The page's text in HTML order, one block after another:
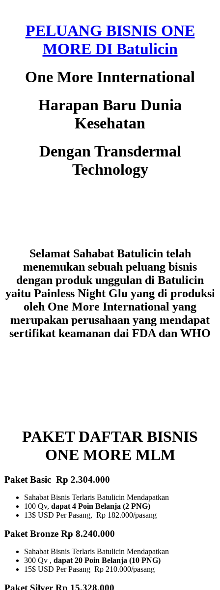
PELUANG BISNIS ONE
MORE DI Batulicin
One More Innternational
Harapan Baru Dunia
Kesehatan
Dengan Transdermal
Technology
Selamat Sahabat Batulicin telah
menemukan sebuah peluang bisnis
dengan produk unggulan di Batulicin
yaitu Painless Night Glu yang di produksi
oleh One More International yang
merupakan perusahaan yang mendapat
sertifikat keamanan dai FDA dan WHO
PAKET DAFTAR BISNIS
ONE MORE MLM
Paket Basic Rp 2.304.000
Sahabat Bisnis Terlaris Batulicin Mendapatkan
100 Qv, dapat 4 Poin Belanja (2 PNG)
13$ USD Per Pasang, Rp 182.000/pasang
Paket Bronze Rp 8.240.000
Sahabat Bisnis Terlaris Batulicin Mendapatkan
300 Qv , dapat 20 Poin Belanja (10 PNG)​
15$ USD Per Pasang Rp 210.000/pasang
Paket Silver Rp 15.328.000